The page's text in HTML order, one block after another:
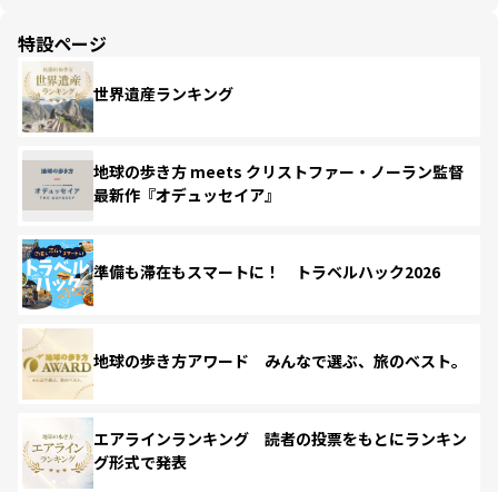
特設ページ
世界遺産ランキング
地球の歩き方 meets クリストファー・ノーラン監督
最新作『オデュッセイア』
準備も滞在もスマートに！ トラベルハック2026
地球の歩き方アワード みんなで選ぶ、旅のベスト。
エアラインランキング 読者の投票をもとにランキン
グ形式で発表